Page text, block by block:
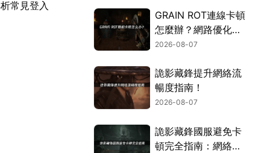
常見登入
GRAIN ROT連線卡頓
怎麼辦？網路優化這
樣解決！
2026-08-07
詭影藏鋒提升網絡流
暢度指南！
2026-08-07
詭影藏鋒國服避免卡
頓完全指南：網絡優